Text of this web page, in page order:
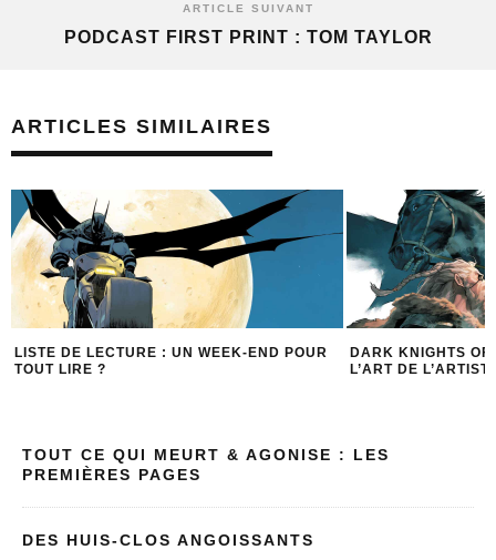
ARTICLE SUIVANT
PODCAST FIRST PRINT : TOM TAYLOR
ARTICLES SIMILAIRES
LISTE DE LECTURE : UN WEEK-END POUR
TOUT LIRE ?
DARK KNIGHTS OF
L’ART DE
TOUT CE QUI MEURT & AGONISE : LES
PREMIÈRES PAGES
DES HUIS-CLOS ANGOISSANTS